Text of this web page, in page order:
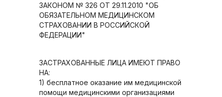
ЗАКОНОМ № 326 ОТ 29.11.2010 "ОБ
ОБЯЗАТЕЛЬНОМ МЕДИЦИНСКОМ
СТРАХОВАНИИ В РОССИЙСКОЙ
ФЕДЕРАЦИИ"
ЗАСТРАХОВАННЫЕ ЛИЦА ИМЕЮТ ПРАВО
НА:
1) бесплатное оказание им медицинской
помощи медицинскими организациями